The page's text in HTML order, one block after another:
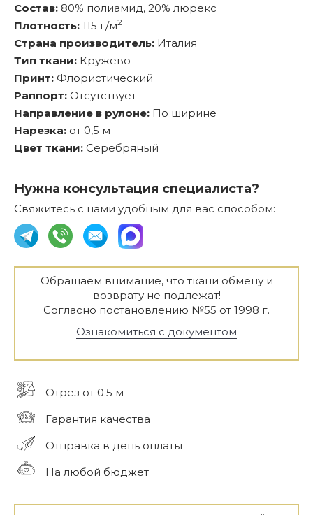
Состав: 80% полиамид, 20% люрекс
Плотность: 115 г/м2
Страна производитель: Италия
Тип ткани: Кружево
Принт: Флористический
Раппорт: Отсутствует
Направление в рулоне: По ширине
Нарезка: от 0,5 м
Цвет ткани: Серебряный
Нужна консультация специалиста?
Свяжитесь с нами удобным для вас способом:
Обращаем внимание, что ткани обмену и
возврату не подлежат!
Согласно постановлению №55 от 1998 г.
Ознакомиться с документом
Отрез от 0.5 м
Гарантия качества
Отправка в день оплаты
На любой бюджет